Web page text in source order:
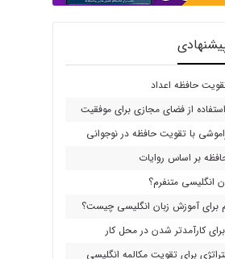
حافظه اعداد
از فضای مجازی برای موفقیت
با تقویت حافظه در نوجوانی
بر اساس روایات
انگلیسی متنفرم؟
برای آموزش زبان انگلیسی چیست؟
برای تقویت مکالمه انگلیسی